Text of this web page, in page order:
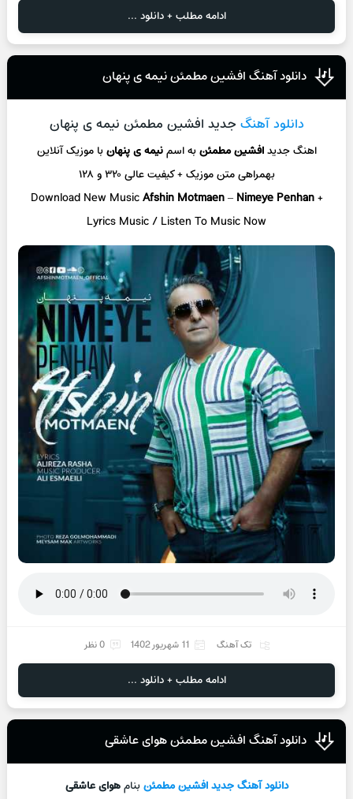
ادامه مطلب + دانلود ...
دانلود آهنگ افشین مطمئن نیمه ی پنهان
دانلود آهنگ جدید افشین مطمئن نیمه ی پنهان
اهنگ جدیدافشین مطمئنبه اسمنیمه ی پنهانبا موزیک آنلاین
بهمراهی متن موزیک + کیفیت عالی ۳۲۰ و ۱۲۸
Download New MusicAfshin Motmaen–Nimeye Penhan+
Lyrics Music / Listen To Music Now
تک آهنگ 11 شهریور 1402 0 نظر
ادامه مطلب + دانلود ...
دانلود آهنگ افشين مطمئن هوای عاشقی
دانلود آهنگ جديدافشين مطمئنبنامهوای عاشقی